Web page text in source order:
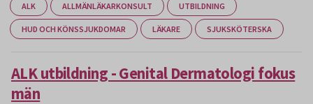
ALK ALLMÄNLÄKARKONSULT UTBILDNING
HUD OCH KÖNSSJUKDOMAR LÄKARE SJUKSKÖTERSKA
ALK utbildning - Genital Dermatologi fokus
män